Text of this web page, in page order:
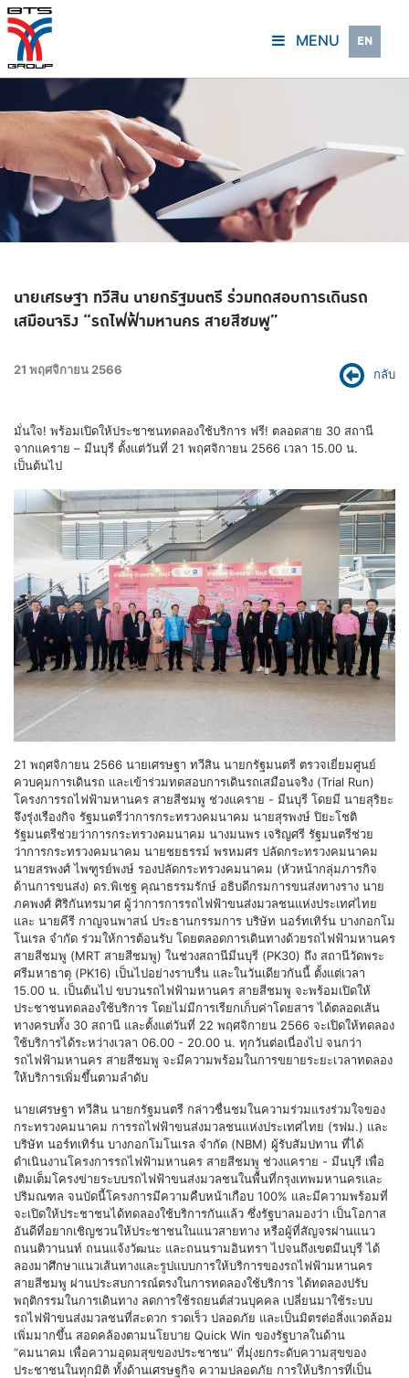
MENU EN
นายเศรษฐา ทวีสิน นายกรัฐมนตรี ร่วมทดสอบการเดินรถ
เสมือนจริง “รถไฟฟ้ามหานคร สายสีชมพู”
กลับ
21 พฤศจิกายน 2566
มั่นใจ! พร้อมเปิดให้ประชาชนทดลองใช้บริการ ฟรี! ตลอดสาย 30 สถานี
จากแคราย – มีนบุรี ตั้งแต่วันที่ 21 พฤศจิกายน 2566 เวลา 15.00 น.
เป็นต้นไป
21 พฤศจิกายน 2566 นายเศรษฐา ทวีสิน นายกรัฐมนตรี ตรวจเยี่ยมศูนย์
ควบคุมการเดินรถ และเข้าร่วมทดสอบการเดินรถเสมือนจริง (Trial Run)
โครงการรถไฟฟ้ามหานคร สายสีชมพู ช่วงแคราย - มีนบุรี โดยมี นายสุริยะ
จึงรุ่งเรืองกิจ รัฐมนตรีว่าการกระทรวงคมนาคม นายสุรพงษ์ ปิยะโชติ
รัฐมนตรีช่วยว่าการกระทรวงคมนาคม นางมนพร เจริญศรี รัฐมนตรีช่วย
ว่าการกระทรวงคมนาคม นายชยธรรม์ พรหมศร ปลัดกระทรวงคมนาคม
นายสรพงศ์ ไพฑูรย์พงษ์ รองปลัดกระทรวงคมนาคม (หัวหน้ากลุ่มภารกิจ
ด้านการขนส่ง) ดร.พิเชฐ คุณาธรรมรักษ์ อธิบดีกรมการขนส่งทางราง นาย
ภคพงศ์ ศิริกันทรมาศ ผู้ว่าการการรถไฟฟ้าขนส่งมวลชนแห่งประเทศไทย
และ นายคีรี กาญจนพาสน์ ประธานกรรมการ บริษัท นอร์ทเทิร์น บางกอกโม
โนเรล จำกัด ร่วมให้การต้อนรับ โดยตลอดการเดินทางด้วยรถไฟฟ้ามหานคร
สายสีชมพู (MRT สายสีชมพู) ในช่วงสถานีมีนบุรี (PK30) ถึง สถานีวัดพระ
ศรีมหาธาตุ (PK16) เป็นไปอย่างราบรื่น และในวันเดียวกันนี้ ตั้งแต่เวลา
15.00 น. เป็นต้นไป ขบวนรถไฟฟ้ามหานคร สายสีชมพู จะพร้อมเปิดให้
ประชาชนทดลองใช้บริการ โดยไม่มีการเรียกเก็บค่าโดยสาร ได้ตลอดเส้น
ทางครบทั้ง 30 สถานี และตั้งแต่วันที่ 22 พฤศจิกายน 2566 จะเปิดให้ทดลอง
ใช้บริการได้ระหว่างเวลา 06.00 - 20.00 น. ทุกวันต่อเนื่องไป จนกว่า
รถไฟฟ้ามหานคร สายสีชมพู จะมีความพร้อมในการขยายระยะเวลาทดลอง
ให้บริการเพิ่มขึ้นตามลำดับ
นายเศรษฐา ทวีสิน นายกรัฐมนตรี กล่าวชื่นชมในความร่วมแรงร่วมใจของ
กระทรวงคมนาคม การรถไฟฟ้าขนส่งมวลชนแห่งประเทศไทย (รฟม.) และ
บริษัท นอร์ทเทิร์น บางกอกโมโนเรล จำกัด (NBM) ผู้รับสัมปทาน ที่ได้
ดำเนินงานโครงการรถไฟฟ้ามหานคร สายสีชมพู ช่วงแคราย - มีนบุรี เพื่อ
เติมเต็มโครงข่ายระบบรถไฟฟ้าขนส่งมวลชนในพื้นที่กรุงเทพมหานครและ
ปริมณฑล จนบัดนี้โครงการมีความคืบหน้าเกือบ 100% และมีความพร้อมที่
จะเปิดให้ประชาชนได้ทดลองใช้บริการกันแล้ว ซึ่งรัฐบาลมองว่า เป็นโอกาส
อันดีที่อยากเชิญชวนให้ประชาชนในแนวสายทาง หรือผู้ที่สัญจรผ่านแนว
ถนนติวานนท์ ถนนแจ้งวัฒนะ และถนนรามอินทรา ไปจนถึงเขตมีนบุรี ได้
ลองมาศึกษาแนวเส้นทางและรูปแบบการให้บริการของรถไฟฟ้ามหานคร
สายสีชมพู ผ่านประสบการณ์ตรงในการทดลองใช้บริการ ได้ทดลองปรับ
พฤติกรรมในการเดินทาง ลดการใช้รถยนต์ส่วนบุคคล เปลี่ยนมาใช้ระบบ
รถไฟฟ้าขนส่งมวลชนที่สะดวก รวดเร็ว ปลอดภัย และเป็นมิตรต่อสิ่งแวดล้อม
เพิ่มมากขึ้น สอดคล้องตามนโยบาย Quick Win ของรัฐบาลในด้าน
“คมนาคม เพื่อความอุดมสุขของประชาชน” ที่มุ่งยกระดับความสุขของ
ประชาชนในทุกมิติ ทั้งด้านเศรษฐกิจ ความปลอดภัย การให้บริการที่เป็น